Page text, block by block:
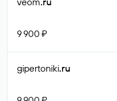
9 900 ₽
gipertoniki.ru